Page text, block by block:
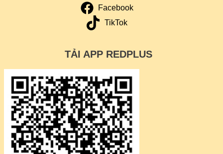
Facebook
TikTok
TẢI APP REDPLUS